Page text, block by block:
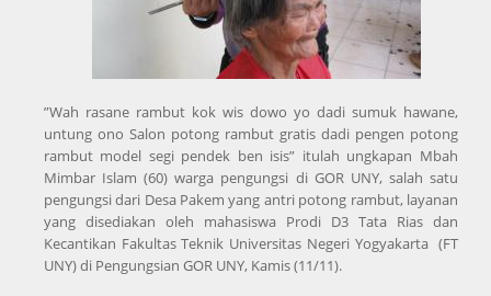
”Wah rasane rambut kok wis dowo yo dadi sumuk hawane,
untung ono Salon potong rambut gratis dadi pengen potong
rambut model segi pendek ben isis” itulah ungkapan Mbah
Mimbar Islam (60) warga pengungsi di GOR UNY, salah satu
pengungsi dari Desa Pakem yang antri potong rambut, layanan
yang disediakan oleh mahasiswa Prodi D3 Tata Rias dan
Kecantikan Fakultas Teknik Universitas Negeri Yogyakarta (FT
UNY) di Pengungsian GOR UNY, Kamis (11/11).